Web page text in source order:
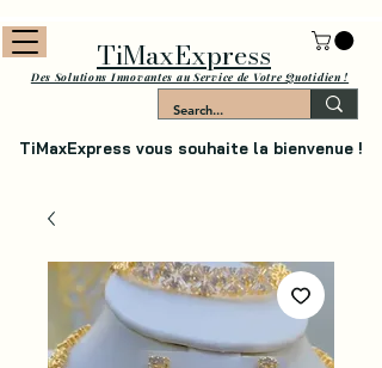
TiMaxExpress vous souhaite la bienvenue !
Des Solutions Innovantes au Service de Votre Quotidien !
TiMaxExpress